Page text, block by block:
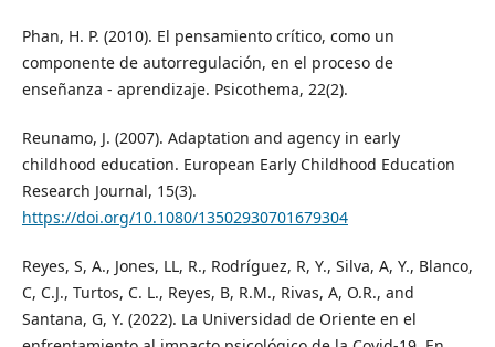
Phan, H. P. (2010). El pensamiento crítico, como un
componente de autorregulación, en el proceso de
enseñanza - aprendizaje. Psicothema, 22(2).
Reunamo, J. (2007). Adaptation and agency in early
childhood education. European Early Childhood Education
Research Journal, 15(3).
https://doi.org/10.1080/13502930701679304
Reyes, S, A., Jones, LL, R., Rodríguez, R, Y., Silva, A, Y., Blanco,
C, C.J., Turtos, C. L., Reyes, B, R.M., Rivas, A, O.R., and
Santana, G, Y. (2022). La Universidad de Oriente en el